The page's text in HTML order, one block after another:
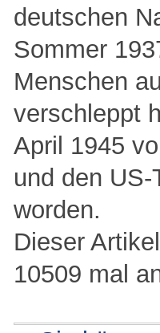
deutschen
Sommer
Menschen
verschleppt
April 1945
und den
worden.
Dieser
10509 mal